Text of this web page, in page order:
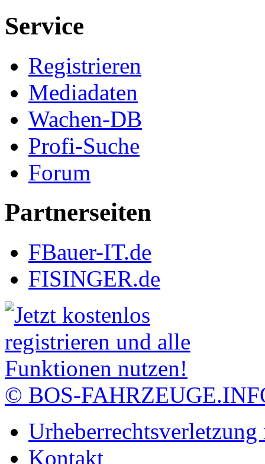
Service
Registrieren
Mediadaten
Wachen-DB
Profi-Suche
Forum
Partnerseiten
FBauer-IT.de
FISINGER.de
© BOS-
Urheberrechtsverletzung
Kontakt